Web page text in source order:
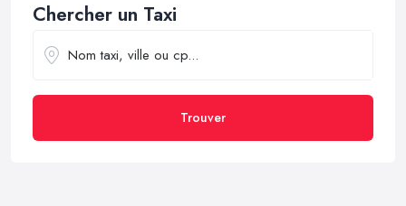
Chercher un Taxi
Trouver